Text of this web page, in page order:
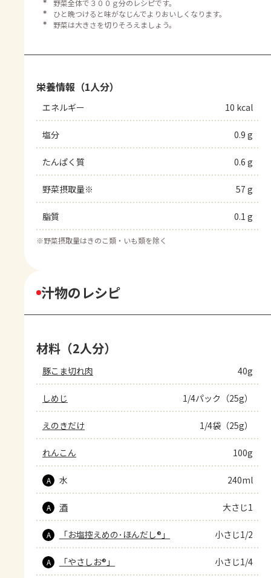
＊
野菜全体で３００ｇ分のレシピです。
＊
ひと晩つけると味がなじんでよりおいしくなります。
＊
野菜は大きさを切りそろえましょう。
栄養情報（1人分）
エネルギー 10 kcal
塩分 0.9 g
たんぱく質 0.6 g
野菜摂取量※ 57 g
脂質 0.1 g
※野菜摂取量はきのこ類・いも類を除く
汁物のレシピ
材料（2人分）
豚こま切れ肉 40g
しめじ 1/4パック（25g）
えのきだけ 1/4袋（25g）
れんこん 100g
A 水 240ml
A 酒 大さじ1
A 「お塩控えめの･ほんだし®」 小さじ1/2
A 「やさしお®」 小さじ1/4